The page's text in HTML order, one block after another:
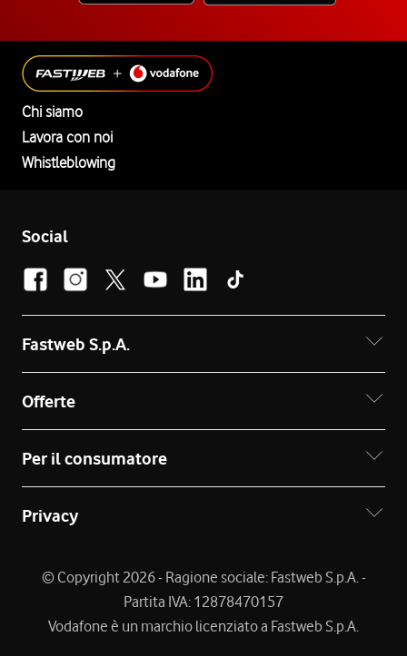
Chi siamo
Lavora con noi
Whistleblowing
Social
Fastweb S.p.A.
Offerte
Per il consumatore
Privacy
© Copyright 2026 - Ragione sociale: Fastweb S.p.A. -
Partita IVA: 12878470157
Vodafone è un marchio licenziato a Fastweb S.p.A.